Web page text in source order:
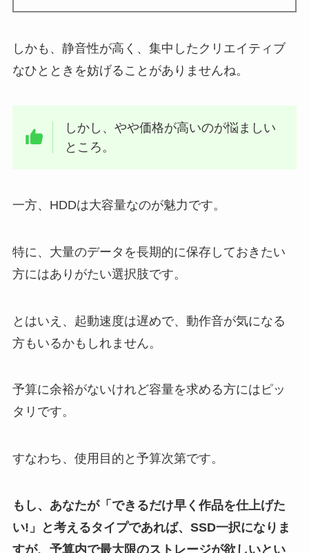
しかも、静音性が高く、集中したクリエイティブ
なひとときを妨げることがありませんね。
しかし、やや価格が高いのが悩ましい
ところ。
一方、HDDは大容量なのが魅力です。
特に、大量のデータを長期的に保存しておきたい
方にはありがたい選択肢です。
とはいえ、起動速度は遅めで、動作音が気になる
方もいるかもしれません。
予算に余裕がないけれど容量を求める方にはピッ
タリです。
すなわち、使用目的と予算次第です。
もし、あなたが「できるだけ早く作品を仕上げた
い!」と考えるタイプであれば、SSD一択になりま
すが、予算内で最大限のストレージが欲しいとい